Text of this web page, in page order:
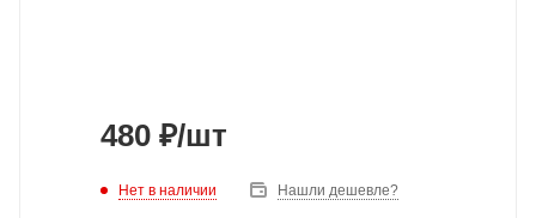
480 ₽/шт
Нет в наличии Нашли дешевле?